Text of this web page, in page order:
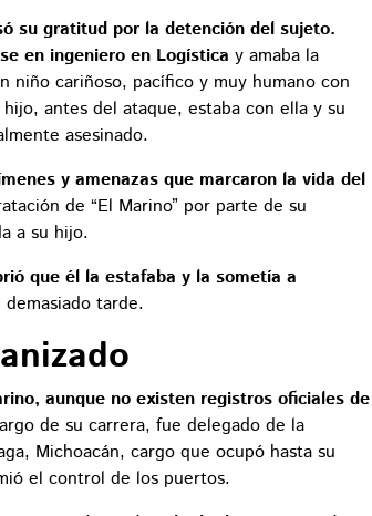
su gratitud por la detención del sujeto.
en ingeniero en Logística y amaba la
niño cariñoso, pacífico y muy humano con
antes del ataque, estaba con ella y su
asesinado.
y amenazas que marcaron la vida del
de “El Marino” por parte de su
a su hijo.
que él la estafaba y la sometía a
tarde.
aunque no existen registros oficiales de
de su carrera, fue delegado de la
Michoacán, cargo que ocupó hasta su
el control de los puertos.